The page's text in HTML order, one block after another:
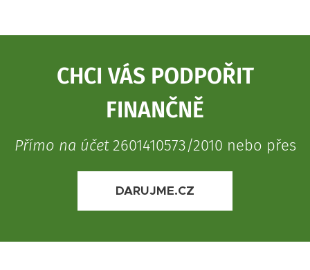
CHCI VÁS PODPOŘIT
FINANČNĚ
Přímo na účet 2601410573/2010 nebo přes
DARUJME.CZ